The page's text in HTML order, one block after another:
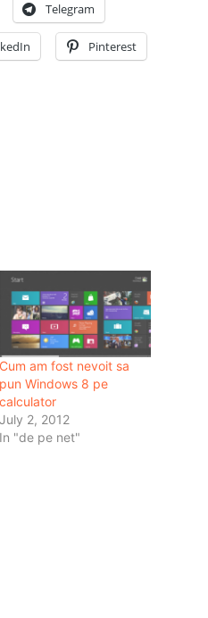
Telegram
Pinterest
Cum am fost nevoit sa
pun Windows 8 pe
calculator
July 2, 2012
In "de pe net"